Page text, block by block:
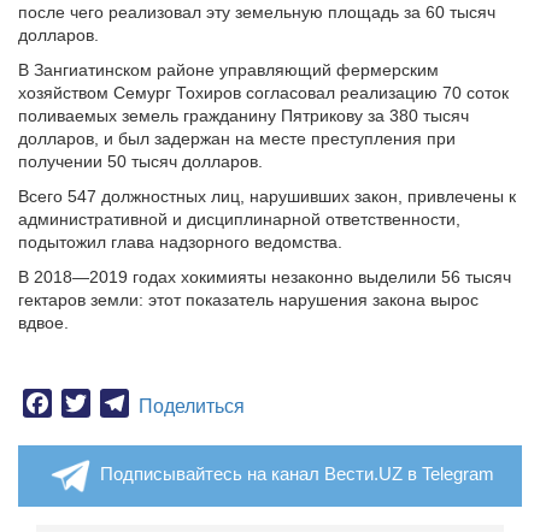
после чего реализовал эту земельную площадь за 60 тысяч
долларов.
В Зангиатинском районе управляющий фермерским
хозяйством Семург Тохиров согласовал реализацию 70 соток
поливаемых земель гражданину Пятрикову за 380 тысяч
долларов, и был задержан на месте преступления при
получении 50 тысяч долларов.
Всего 547 должностных лиц, нарушивших закон, привлечены к
административной и дисциплинарной ответственности,
подытожил глава надзорного ведомства.
В 2018—2019 годах хокимияты незаконно выделили 56 тысяч
гектаров земли: этот показатель нарушения закона вырос
вдвое.
Facebook
TwitterTelegram
Поделиться
Подписывайтесь на канал Вести.UZ в Telegram